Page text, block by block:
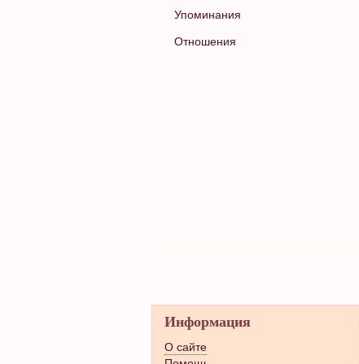
Упоминания
Отношения
Информация
О сайте